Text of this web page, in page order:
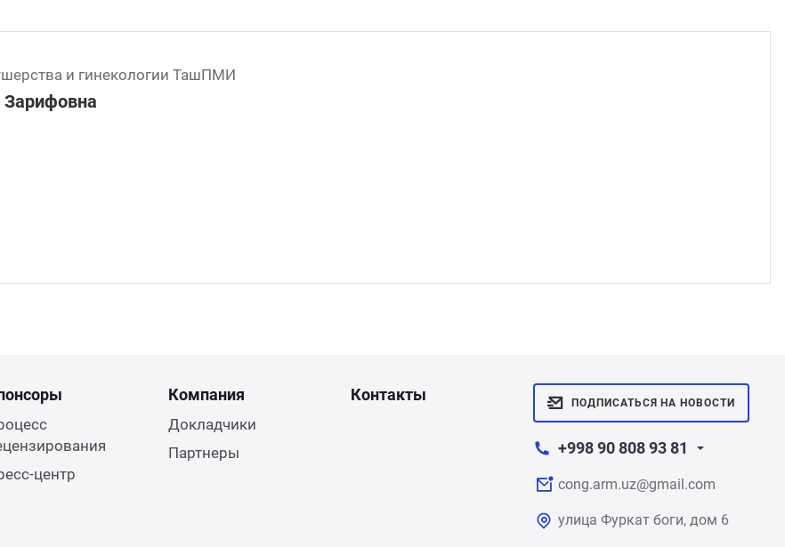
и гинекологии ТашПМИ
центр
Компания
Докладчики
Партнеры
Контакты ПОДПИСАТЬСЯ НА НОВОСТИ
+998 90 808 93 81
cong.arm.uz@gmail.com
улица Фуркат боги, дом 6